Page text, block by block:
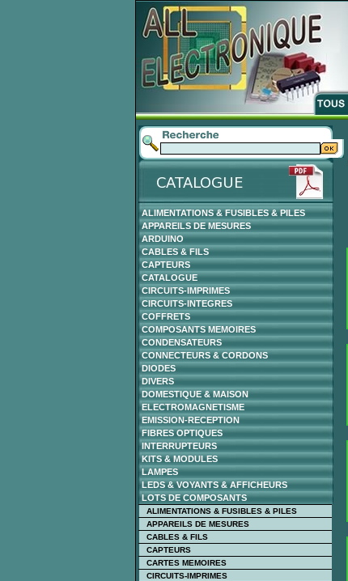
ALIMENTATIONS & FUSIBLES & PILES
APPAREILS DE MESURES
ARDUINO
CABLES & FILS
CAPTEURS
CATALOGUE
CIRCUITS-IMPRIMES
CIRCUITS-INTEGRES
COFFRETS
COMPOSANTS MEMOIRES
CONDENSATEURS
CONNECTEURS & CORDONS
DIODES
DIVERS
DOMESTIQUE & MAISON
ELECTROMAGNETISME
EMISSION-RECEPTION
FIBRES OPTIQUES
INTERRUPTEURS
KITS & MODULES
LAMPES
LEDS & VOYANTS & AFFICHEURS
LOTS DE COMPOSANTS
ALIMENTATIONS & FUSIBLES & PILES
APPAREILS DE MESURES
CABLES & FILS
CAPTEURS
CARTES MEMOIRES
CIRCUITS-IMPRIMES